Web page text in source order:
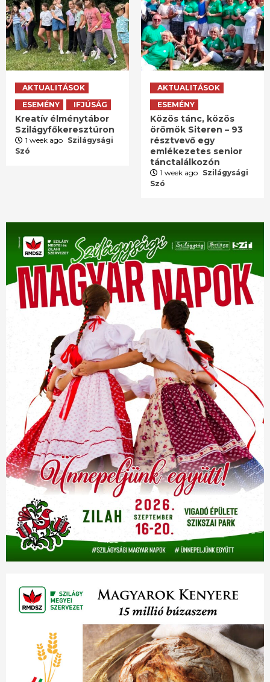
AKTUALITÁSOK
ESEMÉNY
IFJÚSÁG
Kreatív élménytábor
Szilágyfőkeresztúron
1 week ago Szilágysági
Szó
AKTUALITÁSOK
ESEMÉNY
Közös tánc, közös
örömök Siteren – 93
résztvevő egy
emlékezetes senior
tánctalálkozón
1 week ago Szilágysági
Szó